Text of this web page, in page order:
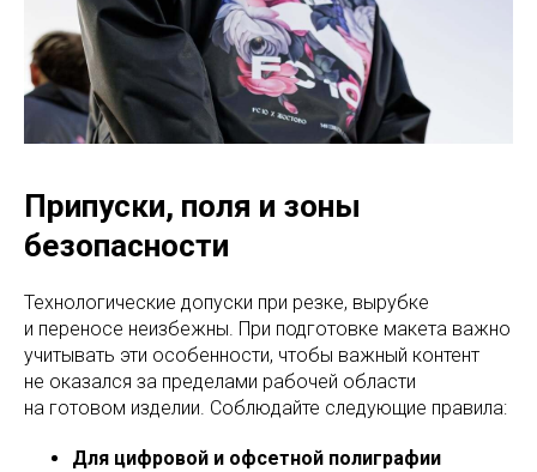
Припуски, поля и зоны
безопасности
Технологические допуски при резке, вырубке
и переносе неизбежны. При подготовке макета важно
учитывать эти особенности, чтобы важный контент
не оказался за пределами рабочей области
на готовом изделии. Соблюдайте следующие правила:
Для цифровой и офсетной полиграфии